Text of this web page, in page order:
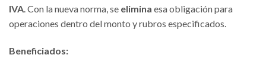
IVA. Con la nueva norma, se elimina esa obligación para
operaciones dentro del monto y rubros especificados.
Beneficiados: